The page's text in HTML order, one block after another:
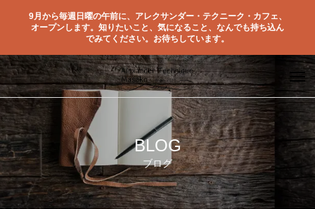
9月から毎週日曜の午前に、アレクサンダー・テクニーク・カフェ、
オープンします。知りたいこと、気になること、なんでも持ち込ん
でみてください。お待ちしています。
BLOG
ブログ